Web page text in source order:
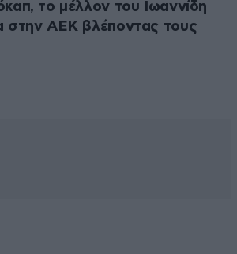
το μέλλον του Ιωαννίδη
στην ΑΕΚ βλέποντας τους